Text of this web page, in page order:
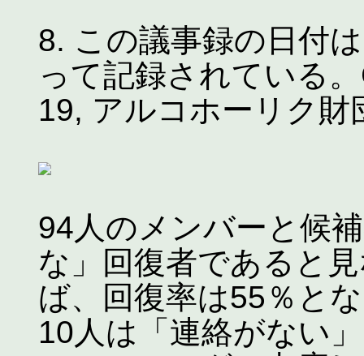
8. この議事録の日付
って記録されている
19, アルコホーリク財
94人のメンバーと候
な」回復者であると
ば、回復率は55％と
10人は「連絡がない